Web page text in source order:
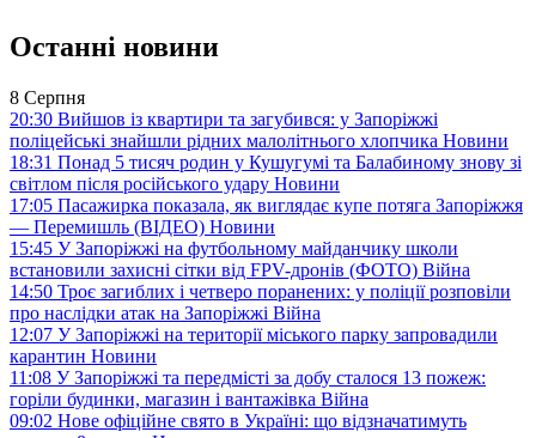
Останні новини
8 Серпня
20:30 Вийшов із квартири та загубився: у Запоріжжі
поліцейські знайшли рідних малолітнього хлопчика Новини
18:31 Понад 5 тисяч родин у Кушугумі та Балабиному знову зі
світлом після російського удару Новини
17:05 Пасажирка показала, як виглядає купе потяга Запоріжжя
— Перемишль (ВІДЕО) Новини
15:45 У Запоріжжі на футбольному майданчику школи
встановили захисні сітки від FPV-дронів (ФОТО) Війна
14:50 Троє загиблих і четверо поранених: у поліції розповіли
про наслідки атак на Запоріжжі Війна
12:07 У Запоріжжі на території міського парку запровадили
карантин Новини
11:08 У Запоріжжі та передмісті за добу сталося 13 пожеж:
горіли будинки, магазин і вантажівка Війна
09:02 Нове офіційне свято в Україні: що відзначатимуть